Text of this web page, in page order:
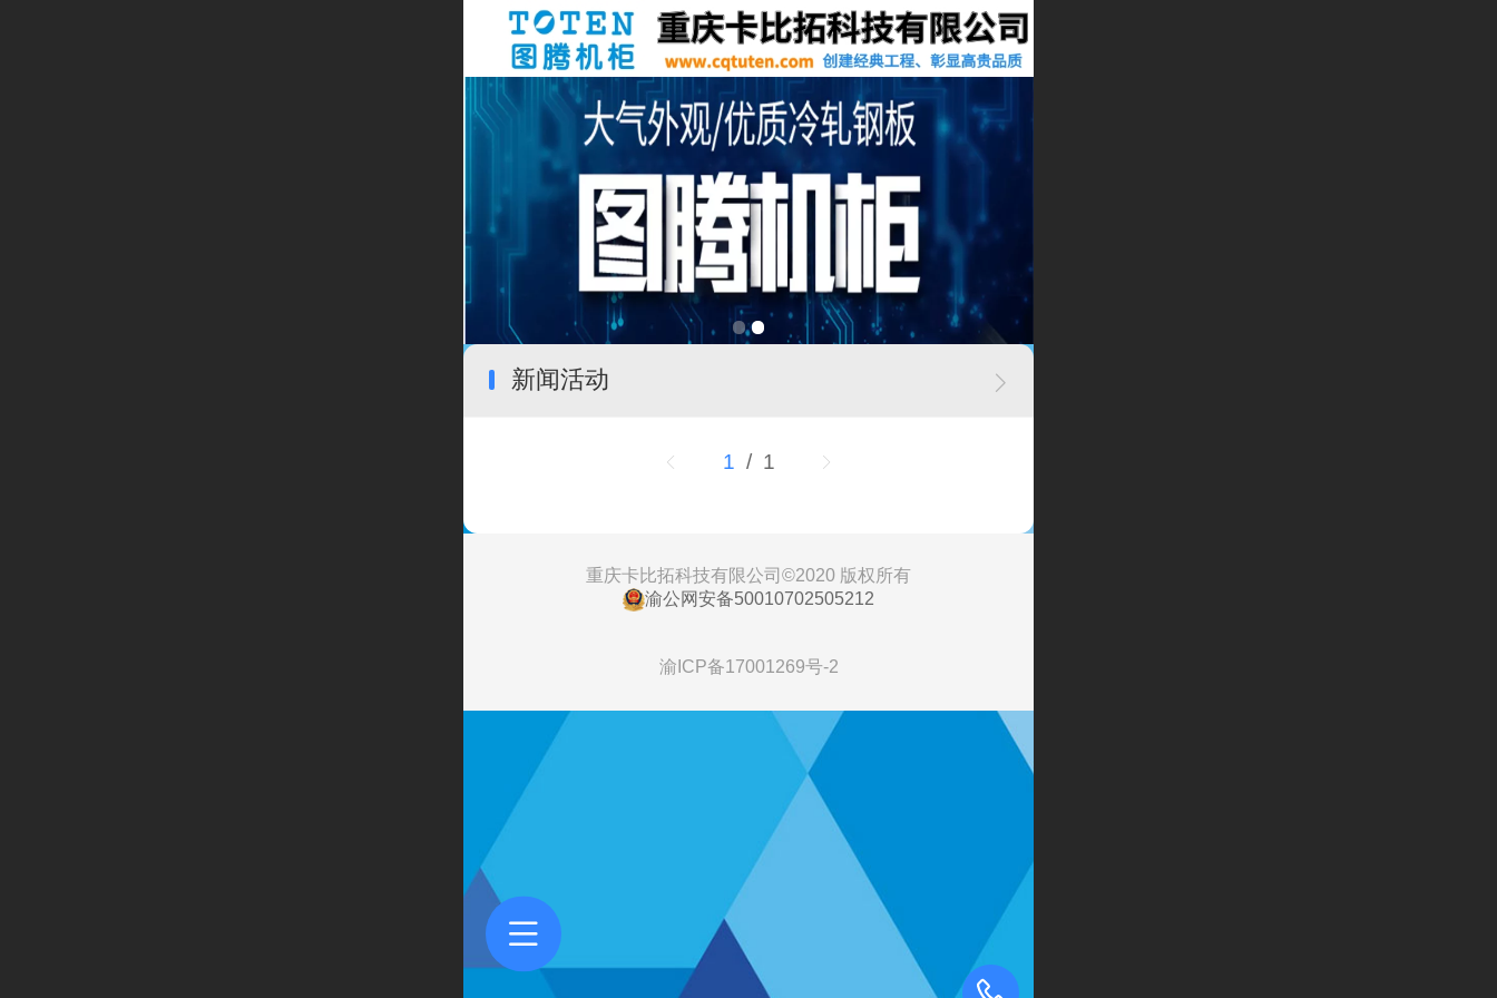
新闻活动
1 / 1
重庆卡比拓科技有限公司©2020 版权所有
渝公网安备50010702505212
渝ICP备17001269号-2